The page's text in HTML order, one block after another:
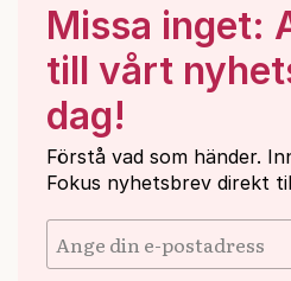
Missa inget:
till vårt
dag!
Förstå vad som händer.
Fokus nyhetsbrev direkt